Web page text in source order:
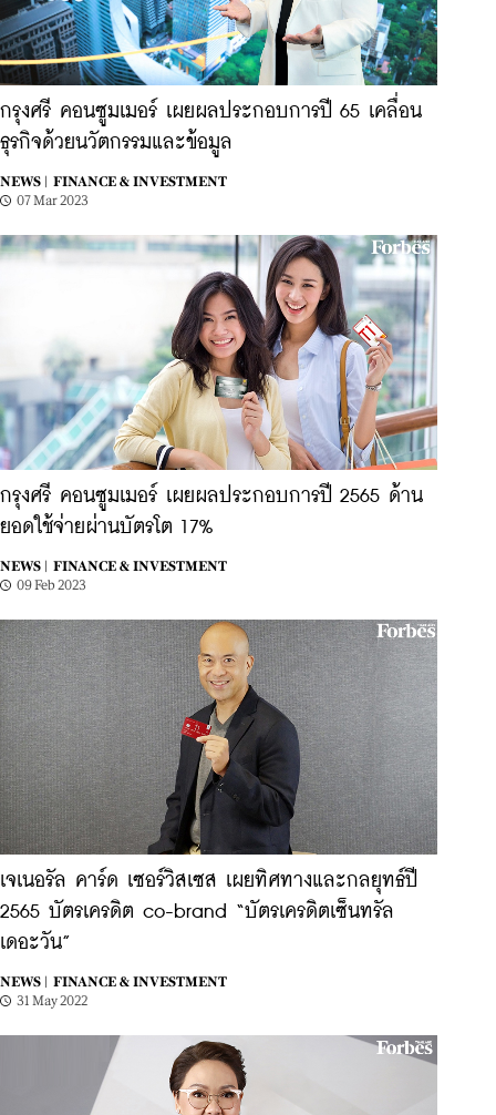
กรุงศรี คอนซูมเมอร์ เผยผลประกอบการปี 65 เคลื่อน
ธุรกิจด้วยนวัตกรรมและข้อมูล
NEWS |
FINANCE & INVESTMENT
07 Mar 2023
กรุงศรี คอนซูมเมอร์ เผยผลประกอบการปี 2565 ด้าน
ยอดใช้จ่ายผ่านบัตรโต 17%
NEWS |
FINANCE & INVESTMENT
09 Feb 2023
เจเนอรัล คาร์ด เซอร์วิสเซส เผยทิศทางและกลยุทธ์ปี
2565 บัตรเครดิต co-brand “บัตรเครดิตเซ็นทรัล
เดอะวัน”
NEWS |
FINANCE & INVESTMENT
31 May 2022